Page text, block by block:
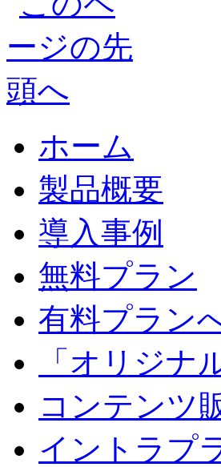
ホーム
製品概要
導入事例
無料プラン
有料プラン
「オリジナ
コンテンツ
イントラプ